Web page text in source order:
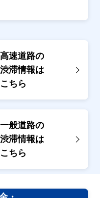
高速道路の
渋滞情報は
こちら
一般道路の
渋滞情報は
こちら